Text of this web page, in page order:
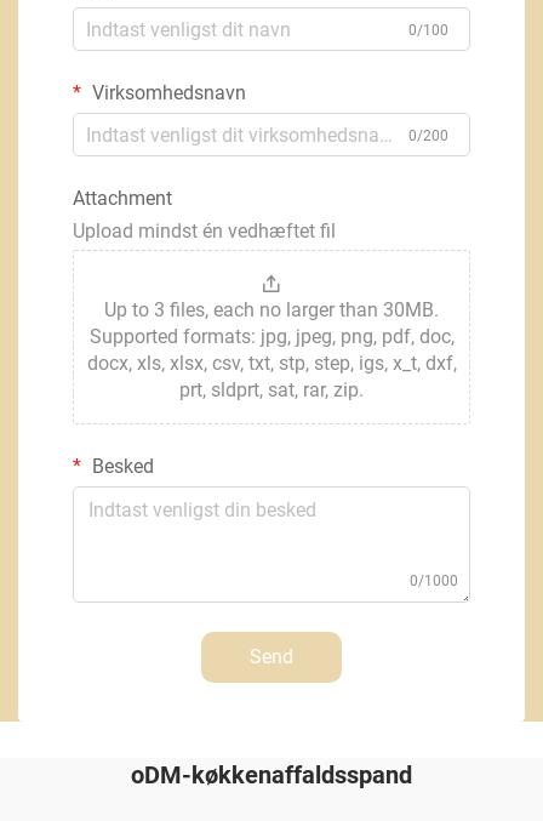
0/100
Virksomhedsnavn
0/200
Attachment
Upload mindst én vedhæftet fil
Up to 3 files, each no larger than 30MB.
Supported formats: jpg, jpeg, png, pdf, doc,
docx, xls, xlsx, csv, txt, stp, step, igs, x_t, dxf,
prt, sldprt, sat, rar, zip.
Besked
0/1000
Send
oDM-køkkenaffaldsspand